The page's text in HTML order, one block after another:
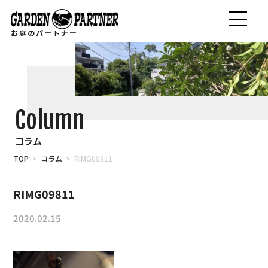
お庭のパートナー
Column
コラム
TOP > コラム > RIMG09811
RIMG09811
2020.02.15